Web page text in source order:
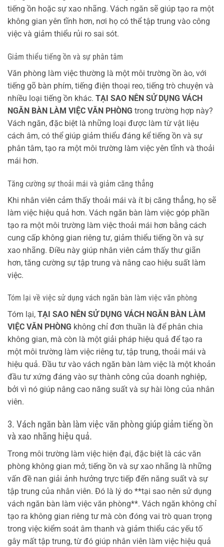
tiếng ồn hoặc sự xao nhãng. Vách ngăn sẽ giúp tạo ra một
không gian yên tĩnh hơn, nơi họ có thể tập trung vào công
việc và giảm thiểu rủi ro sai sót.
Giảm thiểu tiếng ồn và sự phân tâm
Văn phòng làm việc thường là một môi trường ồn ào, với
tiếng gõ bàn phím, tiếng điện thoại reo, tiếng trò chuyện và
nhiều loại tiếng ồn khác. TẠI SAO NÊN SỬ DỤNG VÁCH
NGĂN BÀN LÀM VIỆC VĂN PHÒNG trong trường hợp này?
Vách ngăn, đặc biệt là những loại được làm từ vật liệu
cách âm, có thể giúp giảm thiểu đáng kể tiếng ồn và sự
phân tâm, tạo ra một môi trường làm việc yên tĩnh và thoải
mái hơn.
Tăng cường sự thoải mái và giảm căng thẳng
Khi nhân viên cảm thấy thoải mái và ít bị căng thẳng, họ sẽ
làm việc hiệu quả hơn. Vách ngăn bàn làm việc góp phần
tạo ra một môi trường làm việc thoải mái hơn bằng cách
cung cấp không gian riêng tư, giảm thiểu tiếng ồn và sự
xao nhãng. Điều này giúp nhân viên cảm thấy thư giãn
hơn, tăng cường sự tập trung và nâng cao hiệu suất làm
việc.
Tóm lại về việc sử dụng vách ngăn bàn làm việc văn phòng
Tóm lại, TẠI SAO NÊN SỬ DỤNG VÁCH NGĂN BÀN LÀM
VIỆC VĂN PHÒNG không chỉ đơn thuần là để phân chia
không gian, mà còn là một giải pháp hiệu quả để tạo ra
một môi trường làm việc riêng tư, tập trung, thoải mái và
hiệu quả. Đầu tư vào vách ngăn bàn làm việc là một khoản
đầu tư xứng đáng vào sự thành công của doanh nghiệp,
bởi vì nó giúp nâng cao năng suất và sự hài lòng của nhân
viên.
3. Vách ngăn bàn làm việc văn phòng giúp giảm tiếng ồn
và xao nhãng hiệu quả.
Trong môi trường làm việc hiện đại, đặc biệt là các văn
phòng không gian mở, tiếng ồn và sự xao nhãng là những
vấn đề nan giải ảnh hưởng trực tiếp đến năng suất và sự
tập trung của nhân viên. Đó là lý do **tại sao nên sử dụng
vách ngăn bàn làm việc văn phòng**. Vách ngăn không chỉ
tạo ra không gian riêng tư mà còn đóng vai trò quan trọng
trong việc kiểm soát âm thanh và giảm thiểu các yếu tố
gây mất tập trung, từ đó giúp nhân viên làm việc hiệu quả